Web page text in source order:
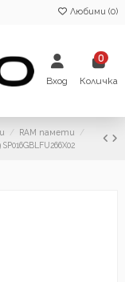
Любими (0)
Вход
0
Количка
RAM памети